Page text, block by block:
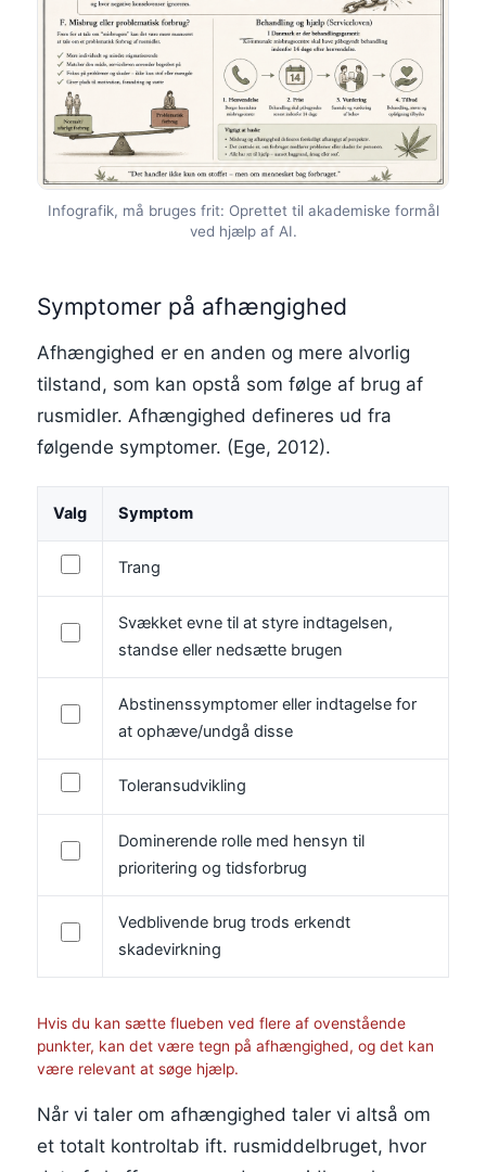
Infografik, må bruges frit: Oprettet til akademiske formål
ved hjælp af AI.
Symptomer på afhængighed
Afhængighed er en anden og mere alvorlig
tilstand, som kan opstå som følge af brug af
rusmidler. Afhængighed defineres ud fra
følgende symptomer. (Ege, 2012).
Valg Symptom
Trang
Svækket evne til at styre indtagelsen,
standse eller nedsætte brugen
Abstinenssymptomer eller indtagelse for
at ophæve/undgå disse
Toleransudvikling
Dominerende rolle med hensyn til
prioritering og tidsforbrug
Vedblivende brug trods erkendt
skadevirkning
Hvis du kan sætte flueben ved flere af ovenstående
punkter, kan det være tegn på afhængighed, og det kan
være relevant at søge hjælp.
Når vi taler om afhængighed taler vi altså om
et totalt kontroltab ift. rusmiddelbruget, hvor